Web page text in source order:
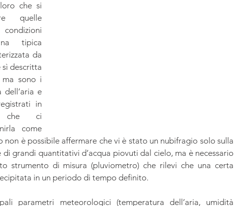
che si
quelle
tipica
da
sì descritta
ma sono i
e
in
che ci
come
non è possibile affermare che vi è stato un nubifragio solo sulla
di grandi quantitativi d’acqua piovuti dal cielo, ma è necessario
strumento di misura (pluviometro) che rilevi che una certa
in un periodo di tempo definito.
parametri meteorologici (temperatura dell’aria, umidità